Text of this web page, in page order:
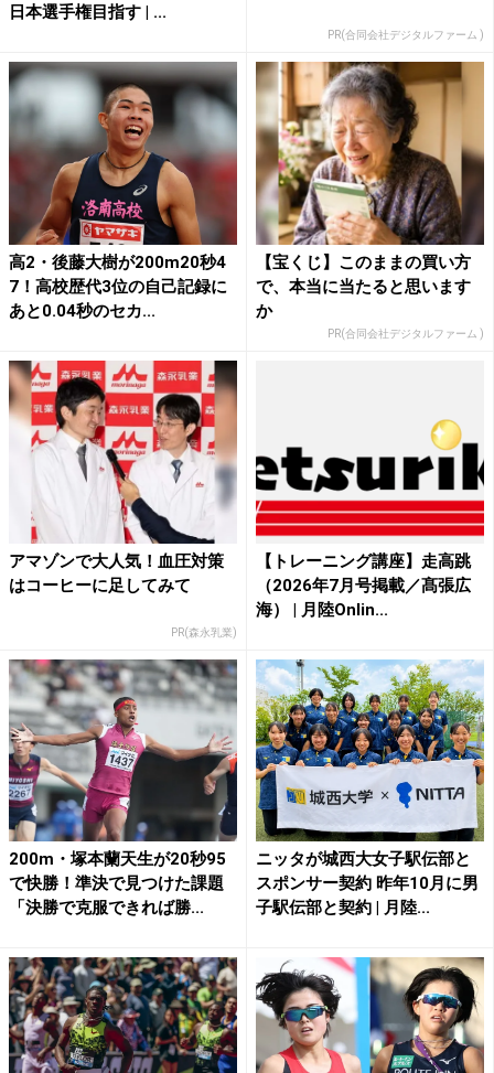
日本選手権目指す | ...
PR(合同会社デジタルファーム )
高2・後藤大樹が200m20秒4
7！高校歴代3位の自己記録に
あと0.04秒のセカ...
【宝くじ】このままの買い方
で、本当に当たると思います
か
PR(合同会社デジタルファーム )
アマゾンで大人気！血圧対策
はコーヒーに足してみて
PR(森永乳業)
【トレーニング講座】走高跳
（2026年7月号掲載／髙張広
海） | 月陸Onlin...
200m・塚本蘭天生が20秒95
で快勝！準決で見つけた課題
「決勝で克服できれば勝...
ニッタが城西大女子駅伝部と
スポンサー契約 昨年10月に男
子駅伝部と契約 | 月陸...